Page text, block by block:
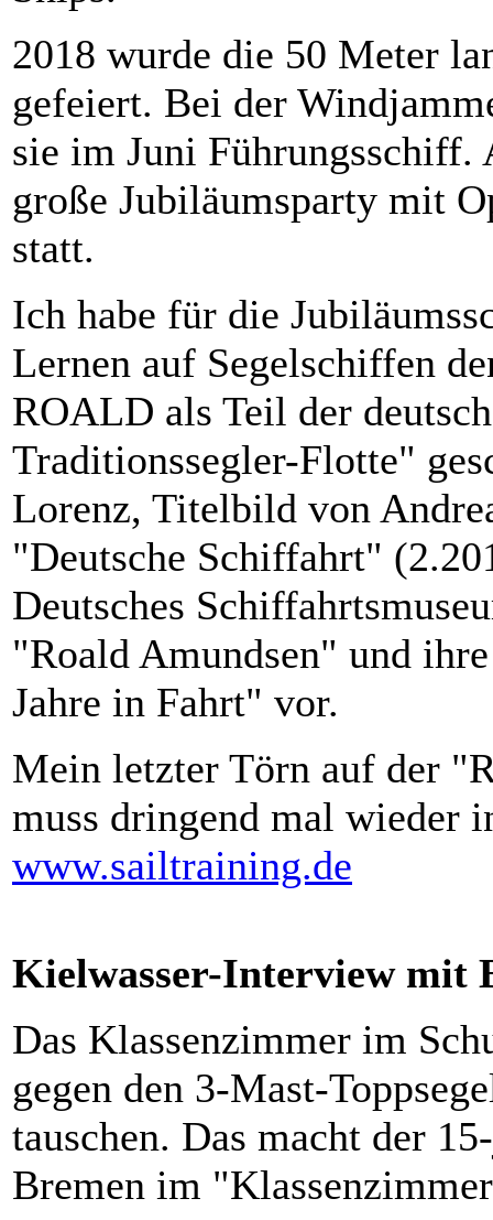
2018 wurde die 50 Meter
gefeiert. Bei der
sie im Juni Führungsschiff.
große Jubiläumsparty mit
statt.
Ich habe für die
Lernen auf Segelschiffen
ROALD als Teil der
Traditionssegler-Flotte"
Lorenz, Titelbild von
"Deutsche Schiffahrt"
Deutsches
"Roald Amundsen" und
Jahre in Fahrt" vor.
Mein letzter Törn auf der
muss dringend mal wieder
www.sailtraining.de
Kielwasser-Interview mit
Das Klassenzimmer im
gegen den 3-Mast-
tauschen. Das macht der
Bremen im